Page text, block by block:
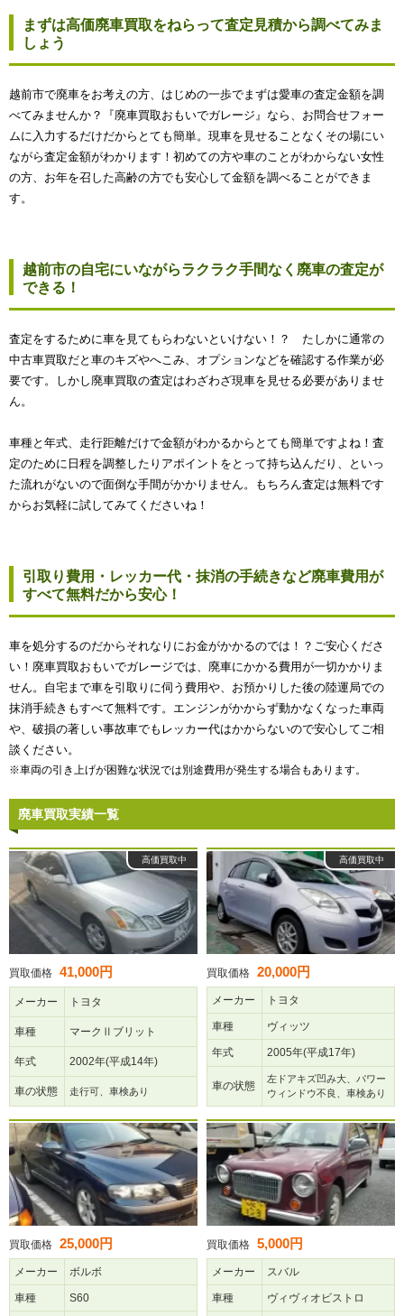
まずは高価廃車買取をねらって査定見積から調べてみま
しょう
越前市で廃車をお考えの方、はじめの一歩でまずは愛車の査定金額を調
べてみませんか？『廃車買取おもいでガレージ』なら、お問合せフォー
ムに入力するだけだからとても簡単。現車を見せることなくその場にい
ながら査定金額がわかります！初めての方や車のことがわからない女性
の方、お年を召した高齢の方でも安心して金額を調べることができま
す。
越前市の自宅にいながらラクラク手間なく廃車の査定が
できる！
査定をするために車を見てもらわないといけない！？ たしかに通常の
中古車買取だと車のキズやへこみ、オプションなどを確認する作業が必
要です。しかし廃車買取の査定はわざわざ現車を見せる必要がありませ
ん。
車種と年式、走行距離だけで金額がわかるからとても簡単ですよね！査
定のために日程を調整したりアポイントをとって持ち込んだり、といっ
た流れがないので面倒な手間がかかりません。もちろん査定は無料です
からお気軽に試してみてくださいね！
引取り費用・レッカー代・抹消の手続きなど廃車費用が
すべて無料だから安心！
車を処分するのだからそれなりにお金がかかるのでは！？ご安心くださ
い！廃車買取おもいでガレージでは、廃車にかかる費用が一切かかりま
せん。自宅まで車を引取りに伺う費用や、お預かりした後の陸運局での
抹消手続きもすべて無料です。エンジンがかからず動かなくなった車両
や、破損の著しい事故車でもレッカー代はかからないので安心してご相
談ください。
※車両の引き上げが困難な状況では別途費用が発生する場合もあります。
廃車買取実績一覧
高価買取中
買取価格 41,000円
メーカー トヨタ
車種 マークⅡブリット
年式 2002年(平成14年)
車の状態 走行可、車検あり
高価買取中
買取価格 20,000円
メーカー トヨタ
車種 ヴィッツ
年式 2005年(平成17年)
車の状態
左ドアキズ凹み大、パワー
ウィンドウ不良、車検あり
買取価格 25,000円
メーカー ボルボ
車種 S60
買取価格 5,000円
メーカー スバル
車種 ヴィヴィオビストロ